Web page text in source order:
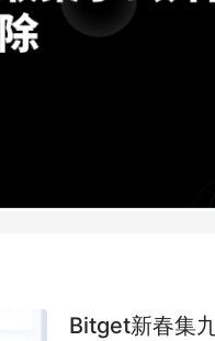
Bitget新春集